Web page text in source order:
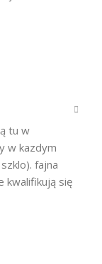
tu w
w kazdym
fajna
kwalifikują się